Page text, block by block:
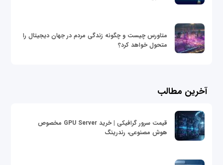
متاورس چیست و چگونه زندگی مردم در جهان دیجیتال را
متحول خواهد کرد؟
آخرین مطالب
قیمت سرور گرافیکی | خرید GPU Server مخصوص
هوش مصنوعی، رندرینگ